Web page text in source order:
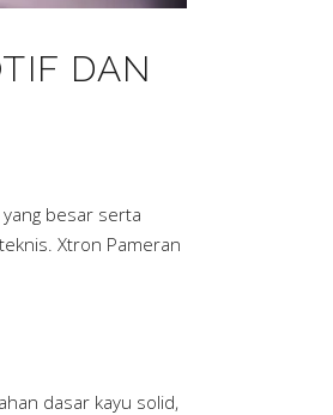
DAN
besar serta
Xtron Pameran
dasar kayu solid,